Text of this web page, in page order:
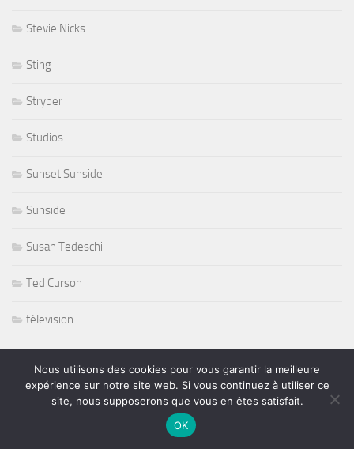
Stevie Nicks
Sting
Stryper
Studios
Sunset Sunside
Sunside
Susan Tedeschi
Ted Curson
télevision
tennis sport
Nous utilisons des cookies pour vous garantir la meilleure
expérience sur notre site web. Si vous continuez à utiliser ce
site, nous supposerons que vous en êtes satisfait.
OK